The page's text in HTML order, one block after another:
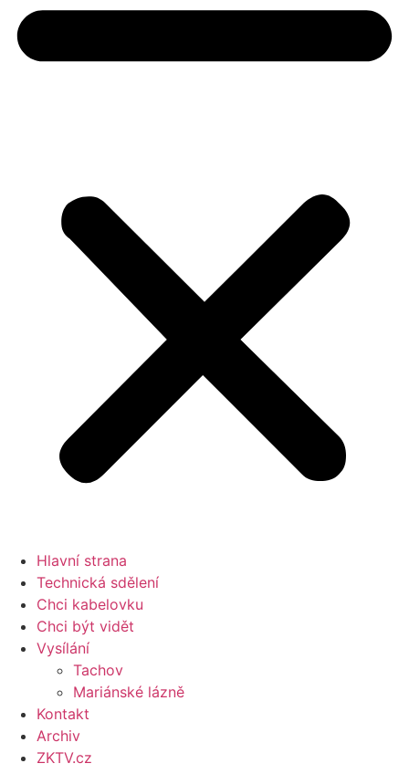
Hlavní strana
Technická sdělení
Chci kabelovku
Chci být vidět
Vysílání
Tachov
Mariánské lázně
Kontakt
Archiv
ZKTV.cz